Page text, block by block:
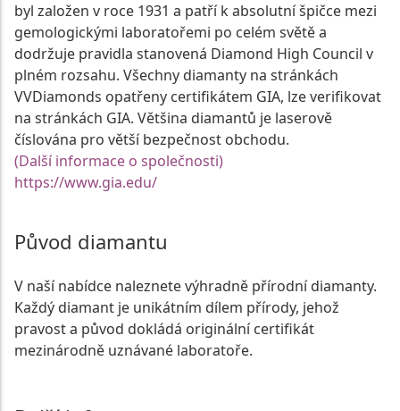
byl založen v roce 1931 a patří k absolutní špičce mezi
gemologickými laboratořemi po celém světě a
dodržuje pravidla stanovená Diamond High Council v
plném rozsahu. Všechny diamanty na stránkách
VVDiamonds opatřeny certifikátem GIA, lze verifikovat
na stránkách GIA. Většina diamantů je laserově
číslována pro větší bezpečnost obchodu.
(Další informace o společnosti)
https://www.gia.edu/
Původ diamantu
V naší nabídce naleznete výhradně přírodní diamanty.
Každý diamant je unikátním dílem přírody, jehož
pravost a původ dokládá originální certifikát
mezinárodně uznávané laboratoře.